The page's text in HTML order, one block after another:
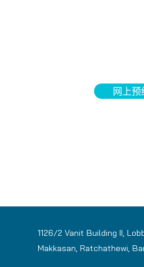
网上预
1126/2 Vanit Building II,
Makkasan, Ratchathewi,